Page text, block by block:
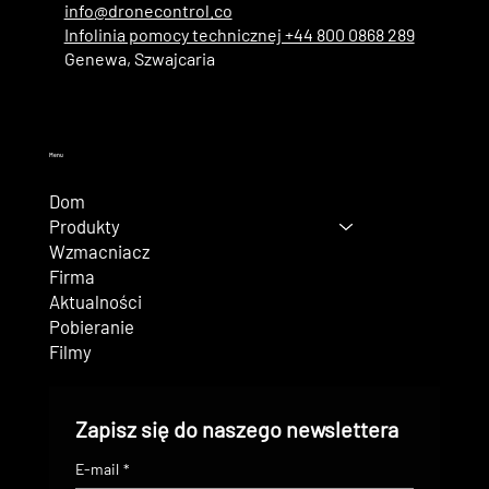
info@dronecontrol.co
Infolinia pomocy technicznej +44 800 0868 289
Genewa, Szwajcaria
Menu
Dom
Produkty
Wzmacniacz
Firma
Aktualności
Pobieranie
Filmy
Zapisz się do naszego newslettera
E-mail *